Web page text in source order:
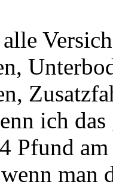
ich
Pfund
man